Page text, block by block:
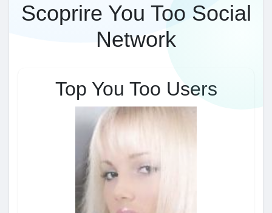
Scoprire You Too Social
Network
Top You Too Users